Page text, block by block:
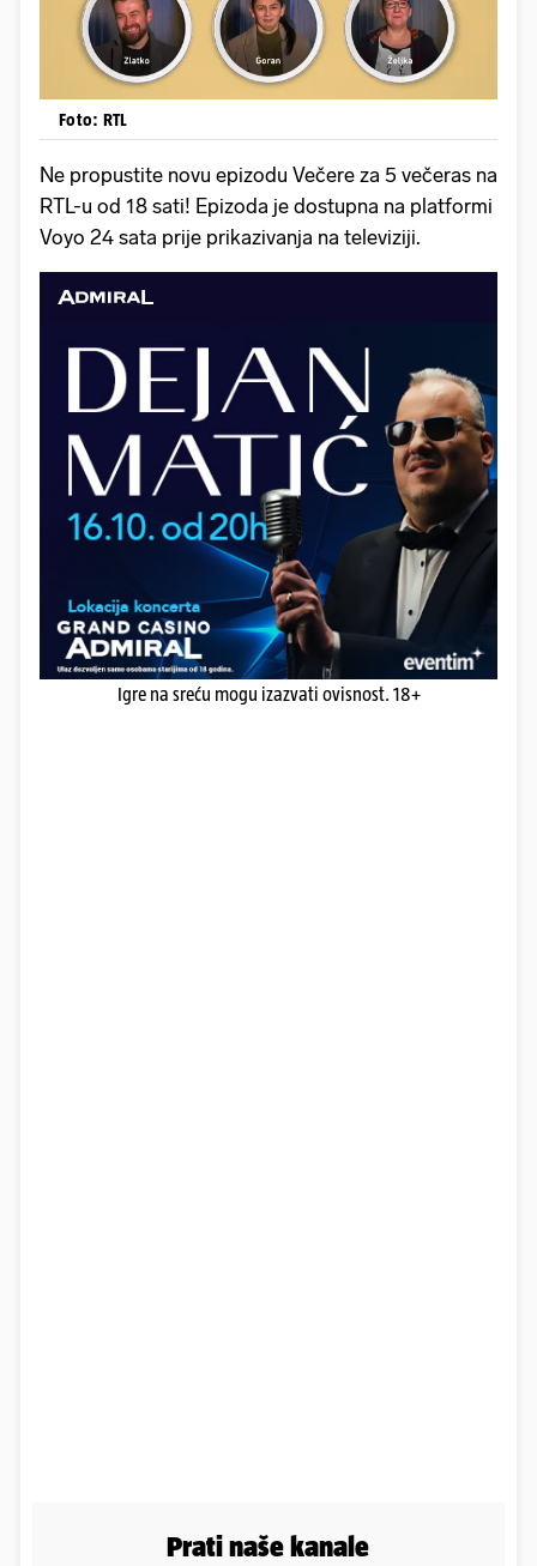
Foto: RTL
Ne propustite novu epizodu Večere za 5 večeras na
RTL-u od 18 sati! Epizoda je dostupna na platformi
Voyo 24 sata prije prikazivanja na televiziji.
Igre na sreću mogu izazvati ovisnost. 18+
Prati naše kanale